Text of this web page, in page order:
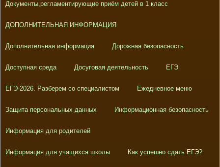
Документы,регламентирующие приём детей в 1 класс
ДОПОЛНИТЕЛЬНАЯ ИНФОРМАЦИЯ
Дополнительная информация Дорожная безопасность
Доступная среда Досуговая деятельность ЕГЭ
ЕГЭ-2026. Разберем со специалистом Ежедневное меню
Защита персональных данных Информационная безопасность
Информация для родителей
Информация для учащихся школы Как успешно сдать ЕГЭ?